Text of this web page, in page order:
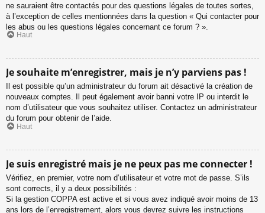
ne sauraient être contactés pour des questions légales de toutes sortes,
à l’exception de celles mentionnées dans la question « Qui contacter pour
les abus ou les questions légales concernant ce forum ? ».
Haut
Je souhaite m’enregistrer, mais je n’y parviens pas !
Il est possible qu’un administrateur du forum ait désactivé la création de
nouveaux comptes. Il peut également avoir banni votre IP ou interdit le
nom d’utilisateur que vous souhaitez utiliser. Contactez un administrateur
du forum pour obtenir de l’aide.
Haut
Je suis enregistré mais je ne peux pas me connecter !
Vérifiez, en premier, votre nom d’utilisateur et votre mot de passe. S’ils
sont corrects, il y a deux possibilités :
Si la gestion COPPA est active et si vous avez indiqué avoir moins de 13
ans lors de l’enregistrement, alors vous devrez suivre les instructions